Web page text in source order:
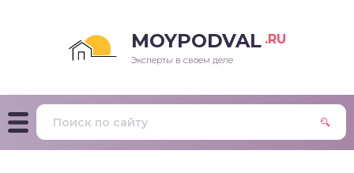
MOYPODVAL .RU
Эксперты в своем деле